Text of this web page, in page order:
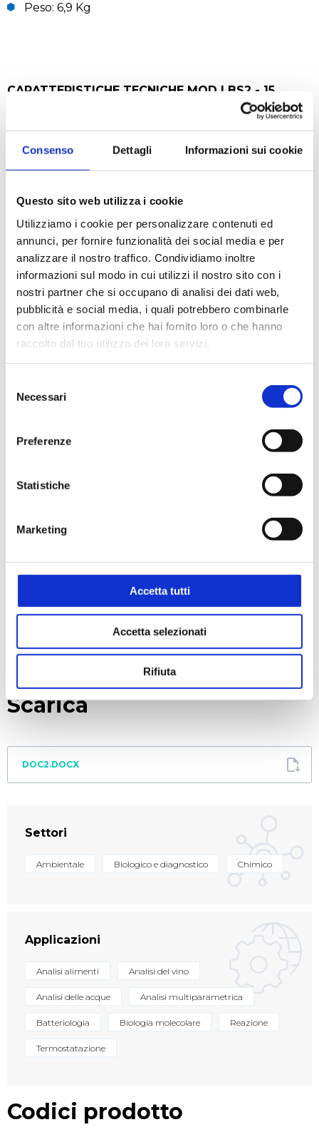
Consenso Dettagli Informazioni sui cookie
Questo sito web utilizza i cookie
Utilizziamo i cookie per personalizzare contenuti ed
annunci, per fornire funzionalità dei social media e per
analizzare il nostro traffico. Condividiamo inoltre
informazioni sul modo in cui utilizzi il nostro sito con i
nostri partner che si occupano di analisi dei dati web,
pubblicità e social media, i quali potrebbero combinarle
con altre informazioni che hai fornito loro o che hanno
raccolto dal tuo utilizzo dei loro servizi.
delNecessari
Preferenze
Statistiche
Marketing
Accetta tutti
Accetta selezionati
Rifiuta
Peso: 6,9 Kg
CARATTERISTICHE TECNICHE MOD LBS2 - 15
Potenza picco: 450 HF / W
Potenza assorbita: 350 W
Riscaldamento °C: 20 - 80
Timer: 1 - 99 + infinito
Scarico con rubinetto: si
Dimen. Vasca interna LxPxH: 330x300x150mm
Dimen. Vasca esterna LxPxH: 350x320x300 mm
Peso: 9,4 Kg
Potenza picco: 650 HF / W
Regolazione potenza: 40 - 100
Scarico con rubinetto: si
Scarica
DOC2.DOCX
Settori
Ambientale Biologico e diagnostico Chimico
Applicazioni
Analisi alimenti Analisi del vino
Analisi delle acque Analisi multiparametrica
Batteriologia Biologia molecolare Reazione
Termostatazione
Codici prodotto